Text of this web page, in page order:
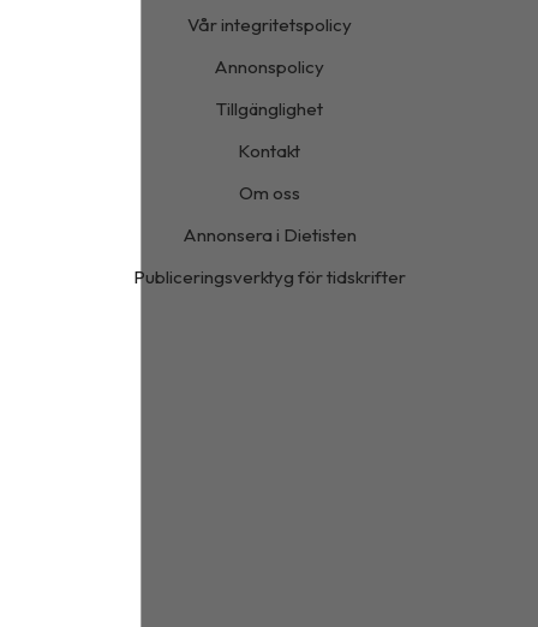
Vår integritetspolicy
Annonspolicy
Tillgänglighet
Kontakt
Om oss
Annonsera i Dietisten
Publiceringsverktyg för tidskrifter